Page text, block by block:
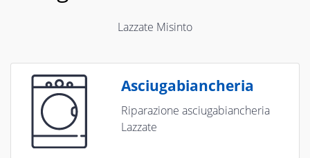
Lazzate Misinto
Asciugabiancheria
Riparazione asciugabiancheria
Lazzate